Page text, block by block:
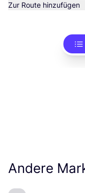
Zur Route hinzufügen
Andere